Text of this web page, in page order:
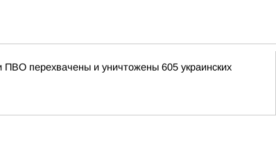
перехвачены и уничтожены 605 украинских